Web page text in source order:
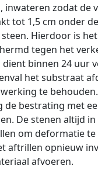
inwateren zodat de
tot 1,5 cm onder de
Hierdoor is
tegen het
binnen 24 uur
het substraat
te behouden.
de bestrating met
De stenen altijd in
om deformatie te
aftrillen opnieuw
afvoeren.